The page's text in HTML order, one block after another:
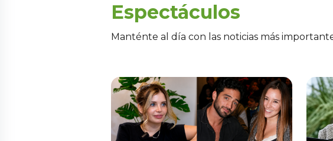
Espectáculos
Manténte al día con las noticias más